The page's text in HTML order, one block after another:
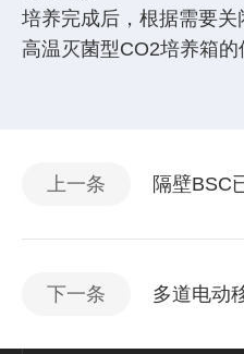
培养完成后，根据需要
高温灭菌型CO2培养箱
上一条 隔壁BSC
下一条 多道电动